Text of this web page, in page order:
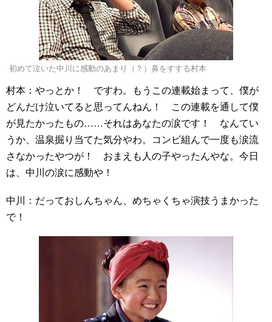
初めて泣いた中川に感動のあまり（？）鼻をすする村本
村本：やっとか！ ですわ。もうこの連載始まって、僕が
どんだけ泣いてると思ってんねん！ この連載を通して僕
が見たかったもの……それはあなたの涙です！ なんてい
うか、温泉掘り当てた気分やわ。コンビ組んで一度も涙流
さなかったやつが！ おまえも人の子やったんやな。今日
は、中川の涙に感動や！
中川：だっておしんちゃん、めちゃくちゃ演技うまかった
で！